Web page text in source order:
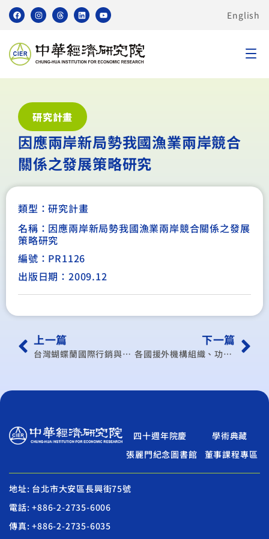
English
研究計畫
因應兩岸新局勢我國漁業兩岸競合
關係之發展策略研究
類型：研究計畫
名稱：因應兩岸新局勢我國漁業兩岸競合關係之發展
策略研究
編號：PR1126
出版日期：2009.12
上一篇
台灣蝴蝶蘭國際行銷與品牌建立之策略研究
下一篇
各國援外機構組織、功能之比較研究
四十週年院慶
學術典藏
張麗門紀念圖書館
董事課程專區
地址: 台北市大安區長興街75號
電話: +886-2-2735-6006
傳真: +886-2-2735-6035